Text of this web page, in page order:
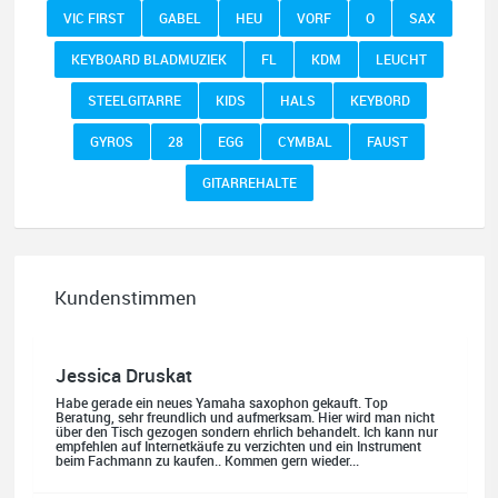
VIC FIRST GABEL HEU VORF O SAX
KEYBOARD BLADMUZIEK FL KDM LEUCHT
STEELGITARRE KIDS HALS KEYBORD
GYROS 28 EGG CYMBAL FAUST
GITARREHALTE
Kundenstimmen
Jessica Druskat
Habe gerade ein neues Yamaha saxophon gekauft. Top
Beratung, sehr freundlich und aufmerksam. Hier wird man nicht
über den Tisch gezogen sondern ehrlich behandelt. Ich kann nur
empfehlen auf Internetkäufe zu verzichten und ein Instrument
beim Fachmann zu kaufen.. Kommen gern wieder...